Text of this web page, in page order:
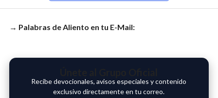
→ Palabras de Aliento en tu E-Mail:
Recibe devocionales, avisos especiales y contenido
exclusivo directamente en tu correo.